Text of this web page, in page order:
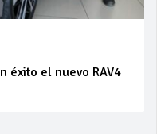
éxito el nuevo RAV4